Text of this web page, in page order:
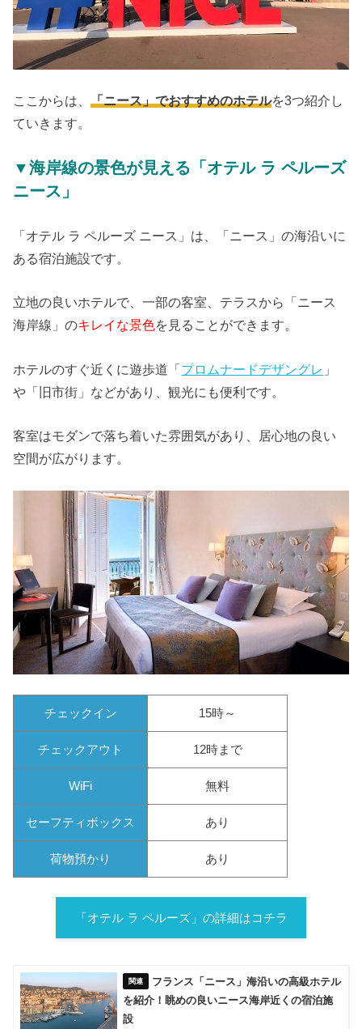
ここからは、「ニース」でおすすめのホテルを3つ紹介し
ていきます。
▼海岸線の景色が見える「オテル ラ ペルーズ
ニース」
「オテル ラ ペルーズ ニース」は、「ニース」の海沿いに
ある宿泊施設です。
立地の良いホテルで、一部の客室、テラスから「ニース
海岸線」のキレイな景色を見ることができます。
ホテルのすぐ近くに遊歩道「プロムナードデザングレ 」
や「旧市街」などがあり、観光にも便利です。
客室はモダンで落ち着いた雰囲気があり、居心地の良い
空間が広がります。
チェックイン 15時～
チェックアウト 12時まで
WiFi 無料
セーフティボックス あり
荷物預かり あり
「オテル ラ ペルーズ」の詳細はコチラ
フランス「ニース」海沿いの高級ホテル
を紹介！眺めの良いニース海岸近くの宿泊施
設